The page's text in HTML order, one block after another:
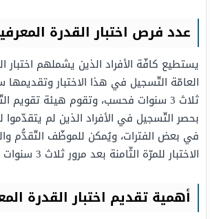
عدد فرص اختبار القدرة
يستطيع كافّة الأفراد الذين يشملهم اختبار
ثلاث 3 سنوات فحسب، وتقوم هيئة تقويم
بحصر التّسجيل في الأفراد الذين لم يتقدّموا
في بعض الفترات، ويُمكن للموظّف التّقدُّم
الاختبار للمرّة الثّامنة بعد مرور ثلاث 3 سنوات من الاختبار الأوّل.
أهمية تقديم اختبار القدرة